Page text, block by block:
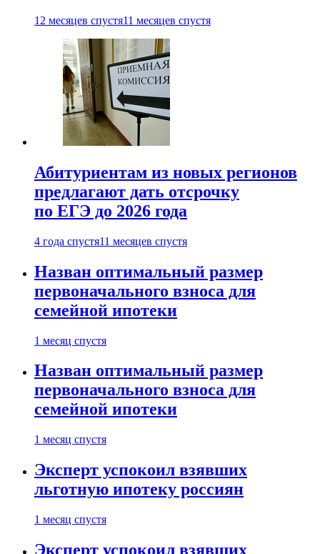
12 месяцев спустя11 месяцев спустя
Абитуриентам из новых регионов
предлагают дать отсрочку
по ЕГЭ до 2026 года
4 года спустя11 месяцев спустя
Назван оптимальный размер
первоначального взноса для
семейной ипотеки
1 месяц спустя
Назван оптимальный размер
первоначального взноса для
семейной ипотеки
1 месяц спустя
Эксперт успокоил взявших
льготную ипотеку россиян
1 месяц спустя
Эксперт успокоил взявших